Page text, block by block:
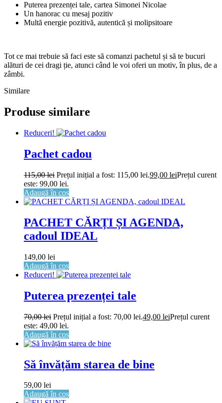
Puterea prezenței tale, cartea Simonei Nicolae
Un hanorac cu mesaj pozitiv
Multă energie pozitivă, autentică și molipsitoare
Tot ce mai trebuie să faci este să comanzi pachetul și să te bucuri
alături de cei dragi ție, atunci când le voi oferi un motiv, în plus, de a
zâmbi.
Similare
Produse similare
Reduceri!
Pachet cadou
115,00lei Prețul inițial a fost: 115,00 lei.99,00 leiPrețul curent
este: 99,00 lei.
Adaugă în coș
PACHET CĂRȚI ȘI AGENDA,
cadoul IDEAL
149,00 lei
Adaugă în coș
Reduceri!
Puterea prezenței tale
70,00lei Prețul inițial a fost: 70,00 lei.49,00 leiPrețul curent
este: 49,00 lei.
Adaugă în coș
Să învățăm starea de bine
59,00 lei
Adaugă în coș